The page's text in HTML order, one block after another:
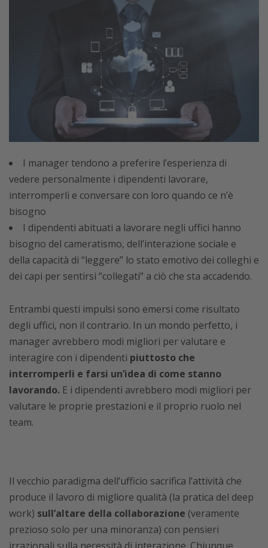
I manager tendono a preferire l’esperienza di
vedere personalmente i dipendenti lavorare,
interromperli e conversare con loro quando ce n’è
bisogno
I dipendenti abituati a lavorare negli uffici hanno
bisogno del cameratismo, dell’interazione sociale e
della capacità di “leggere” lo stato emotivo dei colleghi e
dei capi per sentirsi “collegati” a ciò che sta accadendo.
Entrambi questi impulsi sono emersi come risultato
degli uffici, non il contrario. In un mondo perfetto, i
manager avrebbero modi migliori per valutare e
interagire con i dipendenti piuttosto che
interromperli e farsi un’idea di come stanno
lavorando. E i dipendenti avrebbero modi migliori per
valutare le proprie prestazioni e il proprio ruolo nel
team.
Il vecchio paradigma dell’ufficio sacrifica l’attività che
produce il lavoro di migliore qualità (la pratica del deep
work) sull’altare della collaborazione (veramente
prezioso solo per una minoranza) con pensieri